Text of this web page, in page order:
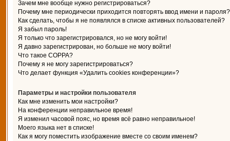
Зачем мне вообще нужно регистрироваться?
Почему мне периодически приходится повторять ввод имени и пароля?
Как сделать, чтобы я не появлялся в списке активных пользователей?
Я забыл пароль!
Я только что зарегистрировался, но не могу войти!
Я давно зарегистрирован, но больше не могу войти!
Что такое COPPA?
Почему я не могу зарегистрироваться?
Что делает функция «Удалить cookies конференции»?
Параметры и настройки пользователя
Как мне изменить мои настройки?
На конференции неправильное время!
Я изменил часовой пояс, но время всё равно неправильное!
Моего языка нет в списке!
Как я могу поместить изображение вместе со своим именем?